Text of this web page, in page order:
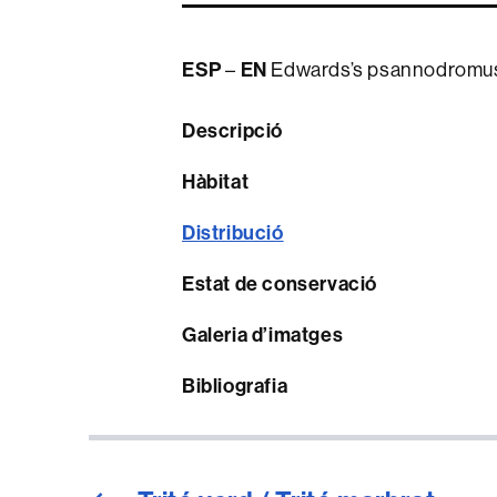
ESP– EN Edwards’s
Descripció
Hàbitat
Distribució
Estat de conservació
Galeria d’imatges
Bibliografia